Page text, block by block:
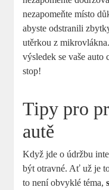
nezapomeňte místo
abyste odstranili
utěrkou z
výsledek se vaše
stop!
Tipy pro
autě
Když jde o údržbu
být otravné. Ať už je
to není obvyklé téma,